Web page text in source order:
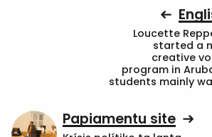
Loucette
started a
creative
program in
students mainly
Papiamentu site